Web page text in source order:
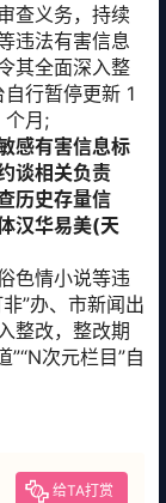
查义务，持续
违法有害信息
其全面深入整
自行暂停更新 1
个月;
感有害信息标
谈相关负责
历史存量信
汉华易美(天
色情小说等违
”办、市新闻出
整改，整改期
”“N次元栏目”自
给TA打赏